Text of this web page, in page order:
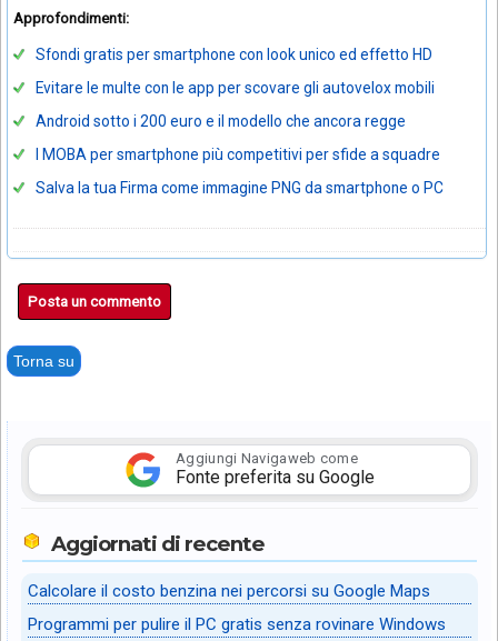
Approfondimenti:
Sfondi gratis per smartphone con look unico ed effetto HD
Evitare le multe con le app per scovare gli autovelox mobili
Android sotto i 200 euro e il modello che ancora regge
I MOBA per smartphone più competitivi per sfide a squadre
Salva la tua Firma come immagine PNG da smartphone o PC
Posta un commento
Torna su
Aggiungi Navigaweb come
Fonte preferita su Google
Aggiornati di recente
Calcolare il costo benzina nei percorsi su Google Maps
Programmi per pulire il PC gratis senza rovinare Windows